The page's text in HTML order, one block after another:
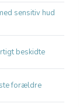
sensitiv hud
beskidte
forældre